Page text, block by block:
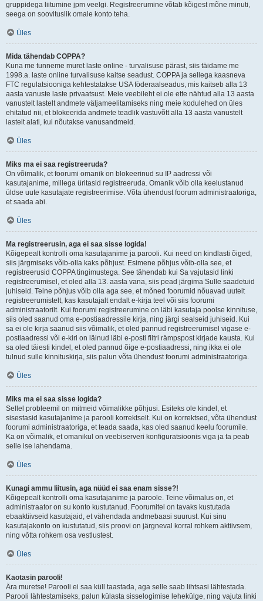
gruppidega liitumine jpm veelgi. Registreerumine võtab kõigest mõne minuti,
seega on soovituslik omale konto teha.
Üles
Mida tähendab COPPA?
Kuna me tunneme muret laste online - turvalisuse pärast, siis täidame me
1998.a. laste online turvalisuse kaitse seadust. COPPA ja sellega kaasneva
FTC regulatsiooniga kehtestatakse USA föderaalseadus, mis kaitseb alla 13
aasta vanuste laste privaatsust. Meie veebileht ei ole ette nähtud alla 13 aasta
vanustelt lastelt andmete väljameelitamiseks ning meie kodulehed on üles
ehitatud nii, et blokeerida andmete teadlik vastuvõtt alla 13 aasta vanustelt
lastelt alati, kui nõutakse vanusandmeid.
Üles
Miks ma ei saa registreeruda?
On võimalik, et foorumi omanik on blokeerinud su IP aadressi või
kasutajanime, millega üritasid registreeruda. Omanik võib olla keelustanud
üldse uute kasutajate registreerimise. Võta ühendust foorum administraatoriga,
et saada abi.
Üles
Ma registreerusin, aga ei saa sisse logida!
Kõigepealt kontrolli oma kasutajanime ja parooli. Kui need on kindlasti õiged,
siis järgmiseks võib-olla kaks põhjust. Esimene põhjus võib-olla see, et
registreerusid COPPA tingimustega. See tähendab kui Sa vajutasid linki
registreerumisel, et oled alla 13. aasta vana, siis pead järgima Sulle saadetuid
juhiseid. Teine põhjus võib olla aga see, et mõned foorumid nõuavad uutelt
registreerumistelt, kas kasutajalt endalt e-kirja teel või siis foorumi
administraatorilt. Kui foorumi registreerumine on läbi kasutaja poolse kinnituse,
siis oled saanud oma e-postiaadressile kirja, ning järgi sealseid juhiseid. Kui
sa ei ole kirja saanud siis võimalik, et oled pannud registreerumisel vigase e-
postiaadressi või e-kiri on läinud läbi e-posti filtri rämpspost kirjade kausta. Kui
sa oled täiesti kindel, et oled pannud õige e-postiaadressi, ning ikka ei ole
tulnud sulle kinnituskirja, siis palun võta ühendust foorumi administraatoriga.
Üles
Miks ma ei saa sisse logida?
Sellel probleemil on mitmeid võimalikke põhjusi. Esiteks ole kindel, et
sisestasid kasutajanime ja parooli korrektselt. Kui on korrektsed, võta ühendust
foorumi administraatoriga, et teada saada, kas oled saanud keelu foorumile.
Ka on võimalik, et omanikul on veebiserveri konfiguratsioonis viga ja ta peab
selle ise lahendama.
Üles
Kunagi ammu liitusin, aga nüüd ei saa enam sisse?!
Kõigepealt kontrolli oma kasutajanime ja paroole. Teine võimalus on, et
administraator on su konto kustutanud. Foorumitel on tavaks kustutada
ebaaktiivseid kasutajaid, et vähendada andmebaasi suurust. Kui sinu
kasutajakonto on kustutatud, siis proovi on järgneval korral rohkem aktiivsem,
ning võtta rohkem osa vestlustest.
Üles
Kaotasin parooli!
Ära muretse! Parooli ei saa küll taastada, aga selle saab lihtsasi lähtestada.
Parooli lähtestamiseks, palun külasta sisselogimise lehekülge, ning vajuta linki